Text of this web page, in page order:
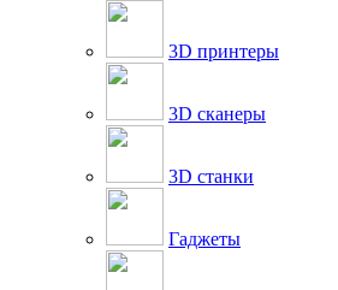
3D принтеры
3D сканеры
3D станки
Гаджеты